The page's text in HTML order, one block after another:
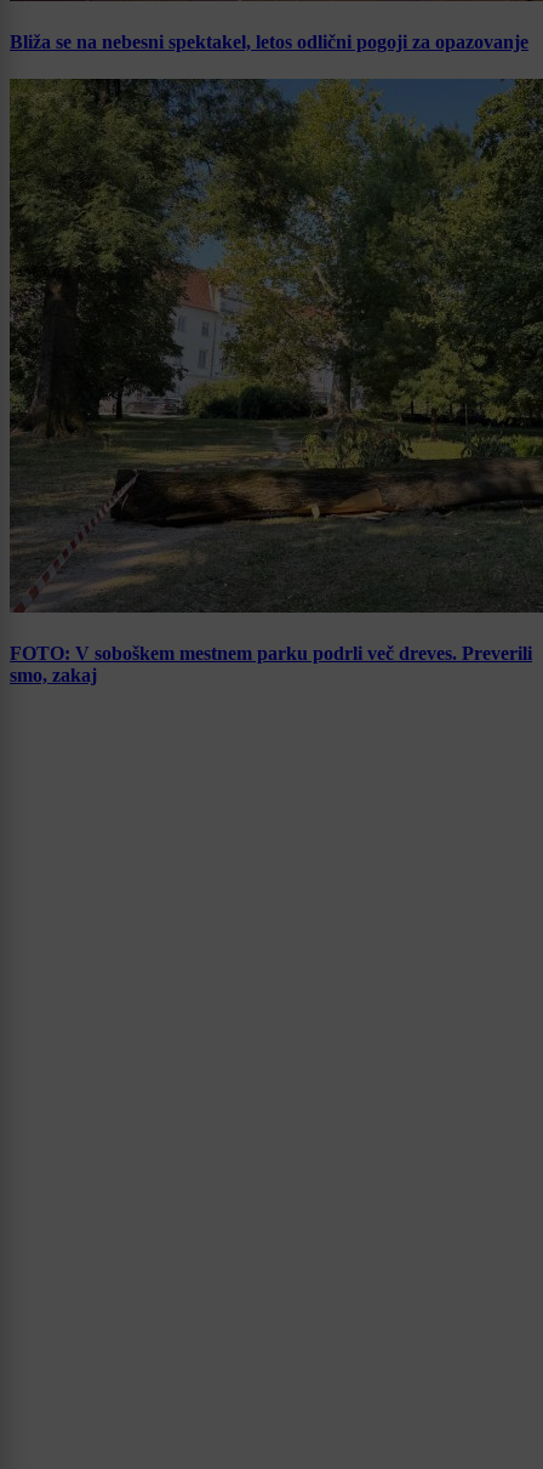
Bliža se na nebesni spektakel, letos odlični pogoji za opazovanje
FOTO: V soboškem mestnem parku podrli več dreves. Preverili
smo, zakaj